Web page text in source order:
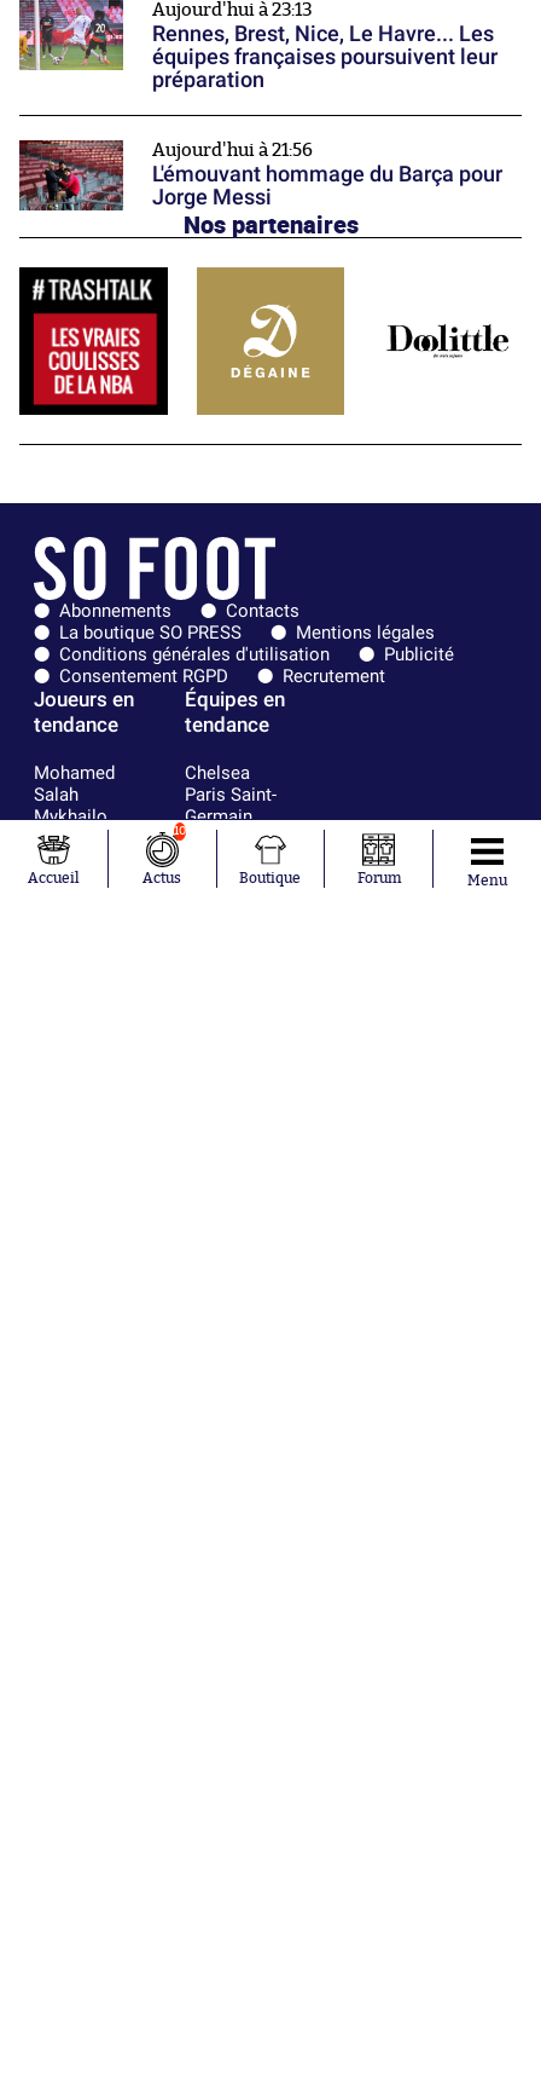
Aujourd'hui à 23:13
Rennes, Brest, Nice, Le Havre... Les
équipes françaises poursuivent leur
préparation
Aujourd'hui à 21:56
L'émouvant hommage du Barça pour
Jorge Messi
Nos partenaires
Abonnements
Contacts
La boutique SO PRESS
Mentions légales
Conditions générales d'utilisation
Publicité
Consentement RGPD
Recrutement
Joueurs en
tendance
Mohamed
Salah
Mykhailo
Mudryk
Neymar
Khalis Merah
Équipes en
tendance
Chelsea
Paris Saint-
Germain
Bordeaux
Olympique
lyonnais
Accueil
10
Actus Boutique Forum Menu